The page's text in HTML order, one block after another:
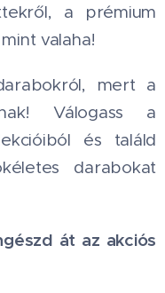
a prémium
valaha! ✨👗
mert a
Válogass a
és találd
darabokat
át az akciós